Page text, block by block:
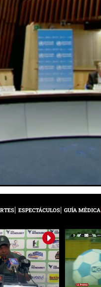
ESPECTÁCULOS GUÍA MÉDICA